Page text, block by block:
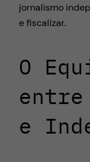
jornalismo
e fiscalizar.
O
entre
e